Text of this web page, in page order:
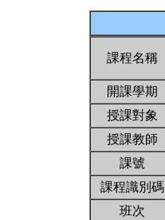
課程名稱
開課學期
授課對象
授課教師
課號
課程識別碼
班次